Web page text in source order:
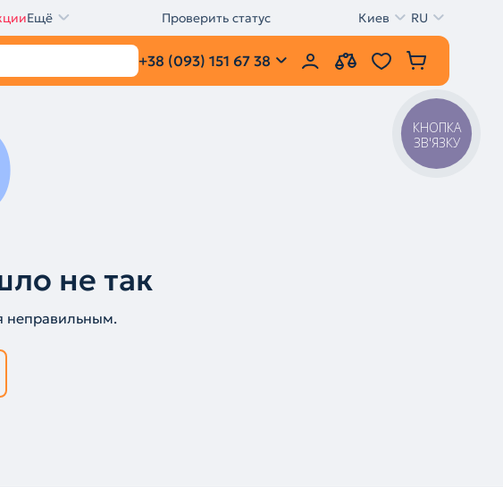
Ещё Проверить статус Киев RU
+38 (093) 151 67 38
не так
неправильным.
КНОПКА
ЗВ'ЯЗКУ